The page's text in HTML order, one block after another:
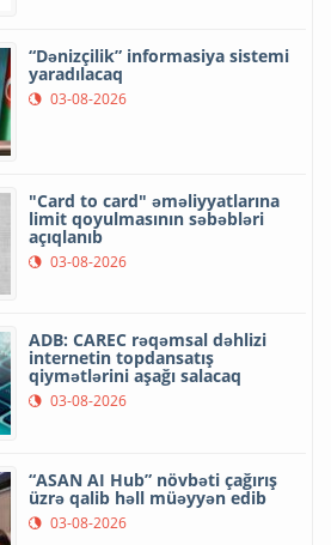
“Dənizçilik” informasiya sistemi
yaradılacaq
03-08-2026
"Card to card" əməliyyatlarına
limit qoyulmasının səbəbləri
açıqlanıb
03-08-2026
ADB: CAREC rəqəmsal dəhlizi
internetin topdansatış
qiymətlərini aşağı salacaq
03-08-2026
“ASAN AI Hub” növbəti çağırış
üzrə qalib həll müəyyən edib
03-08-2026